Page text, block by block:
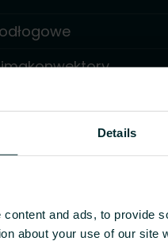
Details
and ads, to provide
about your use of our site